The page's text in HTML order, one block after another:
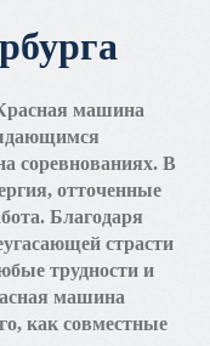
машина
соревнованиях. В
отточенные
Благодаря
страсти
трудности и
машина
как совместные